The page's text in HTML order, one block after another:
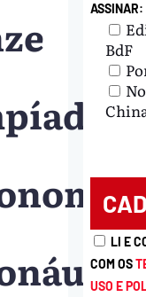
ASSINAR:
BdF
LI E
COM OS
USO E